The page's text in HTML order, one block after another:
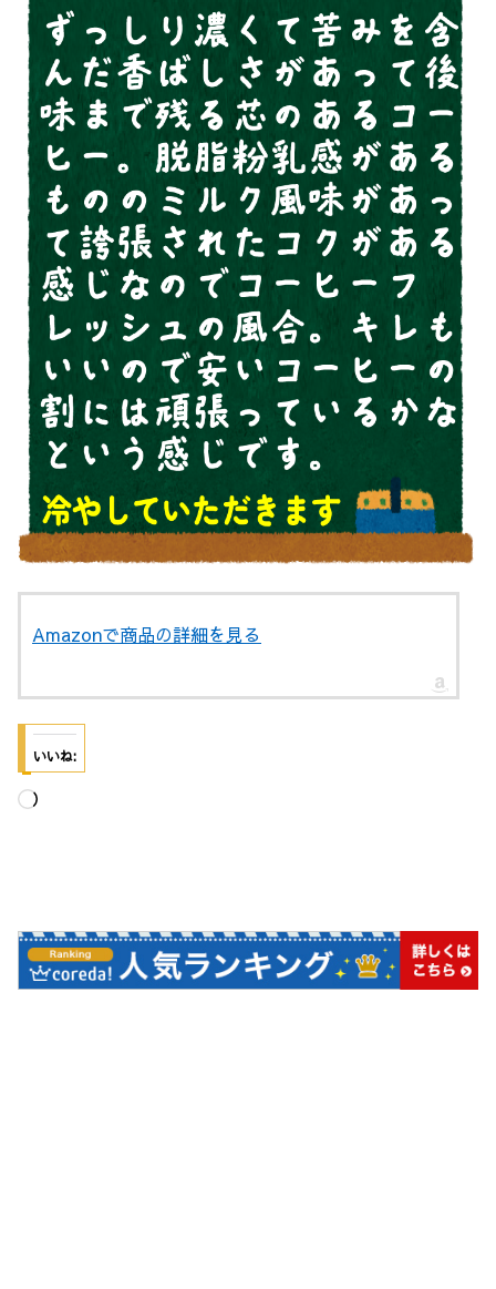
Amazonで商品の詳細を見る
いいね:
読